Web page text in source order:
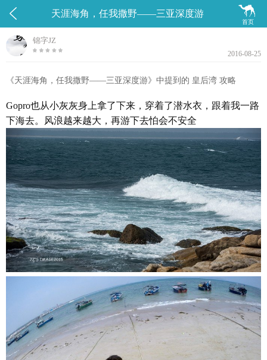
 
首页
天涯海角，任我撒野——三亚深度游
锦字JZ
2016-08-25
《天涯海角，任我撒野——三亚深度游》中提到的 皇后湾 攻略
Gopro也从小灰灰身上拿了下来，穿着了潜水衣，跟着我一路
下海去。风浪越来越大，再游下去怕会不安全